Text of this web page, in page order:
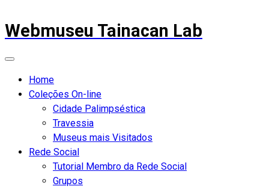
Webmuseu Tainacan Lab
Home
Coleções On-line
Cidade Palimpséstica
Travessia
Museus mais Visitados
Rede Social
Tutorial Membro da Rede Social
Grupos